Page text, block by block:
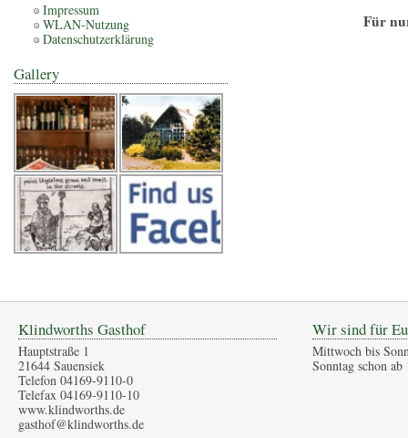
Für
Impressum
WLAN-Nutzung
Datenschutzerklärung
Gallery
Klindworths Gasthof
Hauptstraße 1
21644 Sauensiek
Telefon 04169-9110-0
Telefax 04169-9110-10
www.klindworths.de
gasthof@klindworths.de
Wir sind für
Mittwoch bis
Sonntag schon